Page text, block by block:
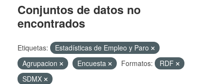
Conjuntos de datos no
encontrados
Etiquetas:
Estadísticas de Empleo y Paro
Agrupacion
Encuesta Formatos:
RDF
SDMX